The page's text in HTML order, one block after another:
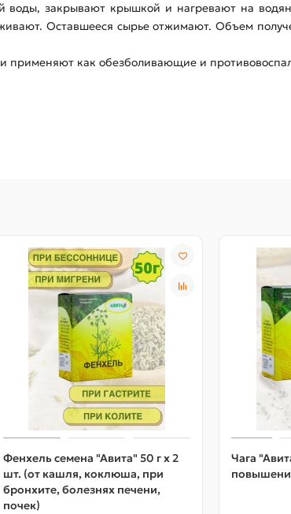
воды, закрывают крышкой и нагревают на
Оставшееся сырье отжимают. Объем
применяют как обезболивающие и
Фенхель семена "Авита" 50 г х 2
шт. (от кашля, коклюша, при
бронхите, болезнях печени,
почек)
Чага